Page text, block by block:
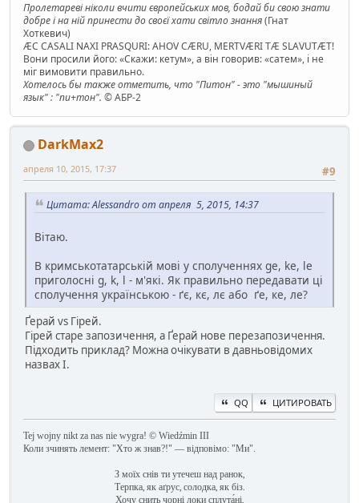
Пролетареві ніколи вчити європейських мов, бодай би свою знати
добре і на ній принести до своєї хати світло знання(Гнат
Хоткевич)
ÆC CASALI NAXI PRASQURI: AHOV CÆRU, MERTVÆRI TÆ SLAVUTÆT!
Вони просили його: «Скажи: кетум», а він говорив: «сатем», і не
міг вимовити правильно.
Хотелось бы также отметить, что "Питон" - это "мышиный
язык" : "пи+тон". © АБР-2
DarkMax2
#9
апреля 10, 2015, 17:37
Цитата: Alessandro от апреля 5, 2015, 14:37
Вітаю.
В кримськотатарській мові у сполученнях ge, ke, le
приголосні g, k, l - м'які. Як правильно передавати ці
сполучення українською - ґє, кє, лє або ґе, ке, ле?
Ґерай vs Гірей.
Гірей старе запозичення, а Ґерай нове перезапозичення.
Підходить приклад? Можна очікувати в давньовідомих
назвах І.
QQ ЦИТИРОВАТЬ
Tej wojny nikt za nas nie wygra! © Wiedźmin III
Коли зчинять лемент: "Хто ж знав?!" — відповімо: "Ми".
З моїх снів ти утечеш над ранок,
Терпка, як аґрус, солодка, як біз.
Хочу снить чорні локи сплута́ні,